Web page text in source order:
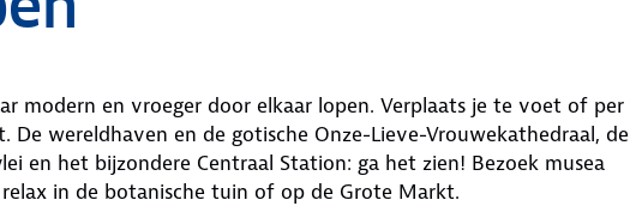
modern en vroeger door elkaar lopen. Verplaats je te voet of per
wereldhaven en de gotische Onze-Lieve-Vrouwekathedraal, de
en het bijzondere Centraal Station: ga het zien! Bezoek musea
in de botanische tuin of op de Grote Markt.